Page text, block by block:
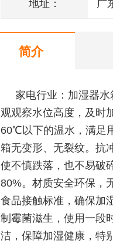
地址： 广
简介
家电行业：加湿器
观观察水位高度，及时
60℃以下的温水，满足
箱无变形、无裂纹。抗
使不慎跌落，也不易破
80%。材质安全环保，
食品接触标准，确保加
制霉菌滋生，使用一段
洁，保障加湿健康，特